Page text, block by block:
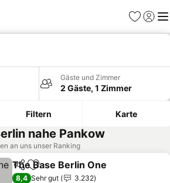
Favoriten
Gäste und Zimmer
2 Gäste, 1 Zimmer
Filtern Karte
nahe Pankow
an uns unser Ranking
TeilenZu Favoriten hinzufügen
The Base Berlin One
8,4 Sehr gut
3.232